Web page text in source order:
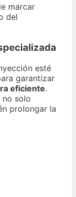
marcar
del
esté
garantizar
eficiente.
no solo
prolongar la